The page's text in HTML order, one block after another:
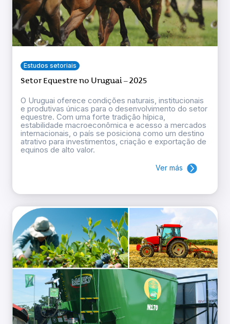
Estudos setoriais
Setor Equestre no Uruguai – 2025
O Uruguai oferece condições naturais, institucionais
e produtivas únicas para o desenvolvimento do setor
equestre. Com uma forte tradição hípica,
estabilidade macroeconômica e acesso a mercados
internacionais, o país se posiciona como um destino
atrativo para investimentos, criação e exportação de
equinos de alto valor.
Ver más